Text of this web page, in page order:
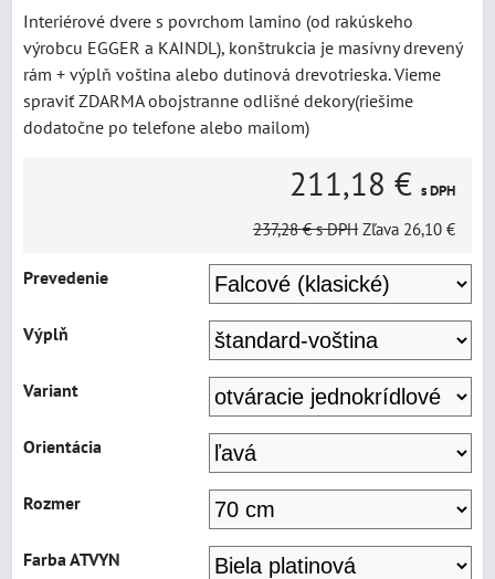
Interiérové dvere s povrchom lamino (od rakúskeho
výrobcu EGGER a KAINDL), konštrukcia je masívny drevený
rám + výplň voština alebo dutinová drevotrieska. Vieme
spraviť ZDARMA obojstranne odlišné dekory(riešime
dodatočne po telefone alebo mailom)
211,18 € s DPH
237,28 € s DPH Zľava 26,10 €
Prevedenie
Výplň
Variant
Orientácia
Rozmer
Farba ATVYN